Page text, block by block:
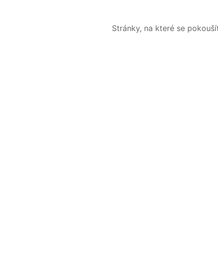
Stránky, na které se